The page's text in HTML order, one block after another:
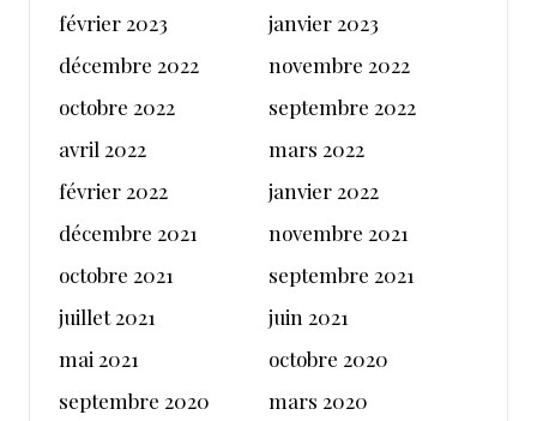
février 2023
janvier 2023
décembre 2022
novembre 2022
octobre 2022
septembre 2022
avril 2022
mars 2022
février 2022
janvier 2022
décembre 2021
novembre 2021
octobre 2021
septembre 2021
juillet 2021
juin 2021
mai 2021
octobre 2020
septembre 2020
mars 2020